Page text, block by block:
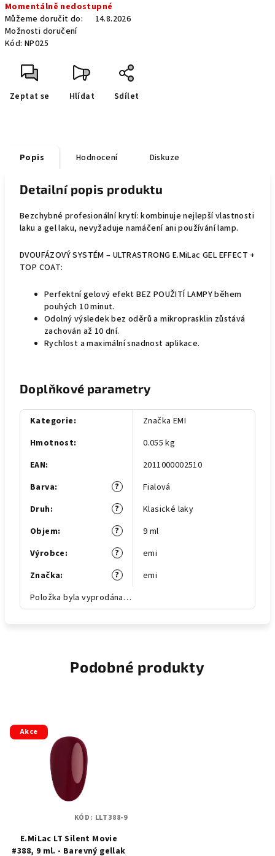
cena:
Momentálně nedostupné
Můžeme doručit do:
14.8.2026
Možnosti doručení
Kód: NP025
Zeptat se Hlídat Sdílet
Popis Hodnocení Diskuze
Detailní popis produktu
Bezchybné profesionální krytí: kombinuje nejlepší vlastnosti
laku a gel laku, nevyžaduje namáčení ani používání lamp.
DVOUFÁZOVÝ SYSTÉM – ULTRASTRONG E.MiLac GEL EFFECT +
TOP COAT:
Perfektní gelový efekt BEZ POUŽITÍ LAMPY během
pouhých 10 minut.
Odolný výsledek bez oděrů a mikroprasklin zůstává
zachován až 10 dní.
Rychlost a maximální snadnost aplikace.
Doplňkové parametry
Kategorie:
Značka EMI
Hmotnost:
0.055 kg
EAN:
2011000002510
?
Barva:
Fialová
?
Druh:
Klasické laky
?
Objem:
9 ml
?
Výrobce:
emi
?
Značka:
emi
Položka byla vyprodána…
Podobné produkty
Akce
E.MiLac LT Silent Movie
#388, 9 ml. - Barevný gellak
KÓD: LLT388-9